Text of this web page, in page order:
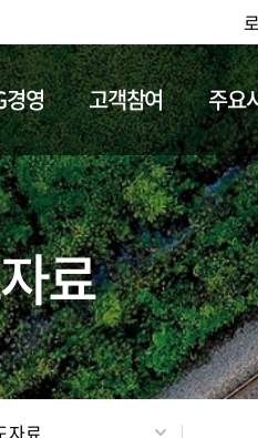
경영 고객참여 주요
기차소개
료
자료